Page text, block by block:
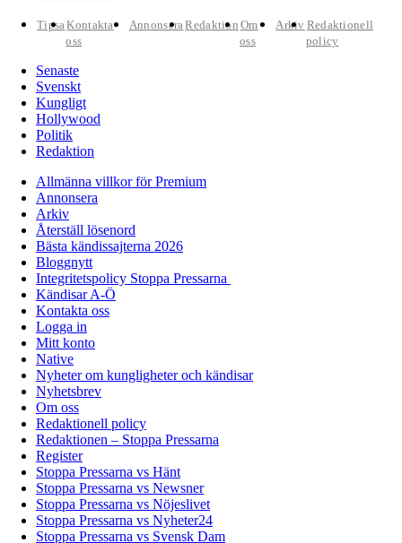
TipsaKontakta
oss
AnnonseraRedaktion Om
oss
Arkiv Redaktionell
policy
Senaste
Svenskt
Kungligt
Hollywood
Politik
Redaktion
Allmänna villkor för Premium
Annonsera
Arkiv
Återställ lösenord
Bästa kändissajterna 2026
Bloggnytt
Integritetspolicy Stoppa Pressarna
Kändisar A-Ö
Kontakta oss
Logga in
Mitt konto
Native
Nyheter om kungligheter och kändisar
Nyhetsbrev
Om oss
Redaktionell policy
Redaktionen – Stoppa Pressarna
Register
Stoppa Pressarna vs Hänt
Stoppa Pressarna vs Newsner
Stoppa Pressarna vs Nöjeslivet
Stoppa Pressarna vs Nyheter24
Stoppa Pressarna vs Svensk Dam